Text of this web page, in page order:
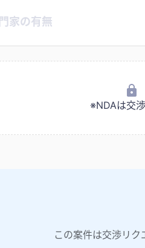
家の有無
※NDAは交
この案件は交渉リ